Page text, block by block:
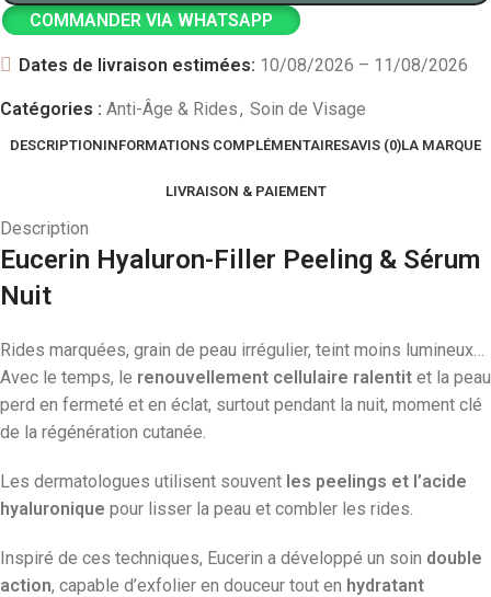
COMMANDER VIA WHATSAPP
Dates de livraison estimées: 10/08/2026 – 11/08/2026
Catégories : Anti-Âge & Rides, Soin de Visage
DESCRIPTIONINFORMATIONS COMPLÉMENTAIRESAVIS (0)LA MARQUE
LIVRAISON & PAIEMENT
Description
Eucerin Hyaluron-Filler Peeling & Sérum
Nuit
Rides marquées, grain de peau irrégulier, teint moins lumineux…
Avec le temps, le renouvellement cellulaire ralentit et la peau
perd en fermeté et en éclat, surtout pendant la nuit, moment clé
de la régénération cutanée.
Les dermatologues utilisent souvent les peelings et l’acide
hyaluronique pour lisser la peau et combler les rides.
Inspiré de ces techniques, Eucerin a développé un soin double
action, capable d’exfolier en douceur tout en hydratant